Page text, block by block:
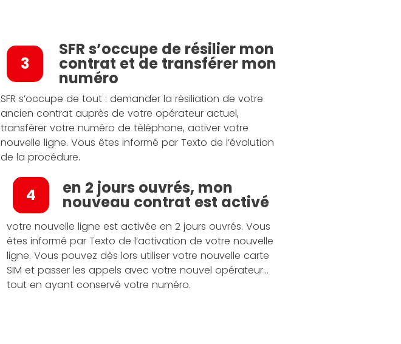
3
SFR s’occupe de résilier mon
contrat et de transférer mon
numéro
SFR s’occupe de tout : demander la résiliation de votre
ancien contrat auprès de votre opérateur actuel,
transférer votre numéro de téléphone, activer votre
nouvelle ligne. Vous êtes informé par Texto de l’évolution
de la procédure.
4 en 2 jours ouvrés, mon
nouveau contrat est activé
votre nouvelle ligne est activée en 2 jours ouvrés. Vous
êtes informé par Texto de l’activation de votre nouvelle
ligne. Vous pouvez dès lors utiliser votre nouvelle carte
SIM et passer les appels avec votre nouvel opérateur…
tout en ayant conservé votre numéro.